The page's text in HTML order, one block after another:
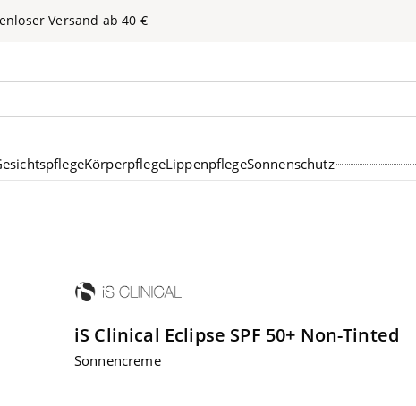
Ver­sand ab40 €
KörperpflegeLippenpflegeSonnenschutz
iS Clinical Eclip­se SPF 50+ Non-Tinted
Son­nen­creme